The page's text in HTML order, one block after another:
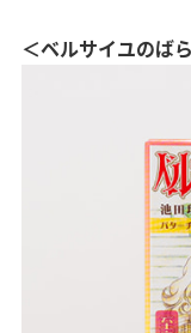
＜ベルサイユのば